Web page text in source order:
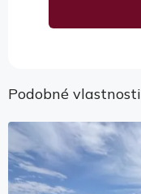
Podobné vlastnosti